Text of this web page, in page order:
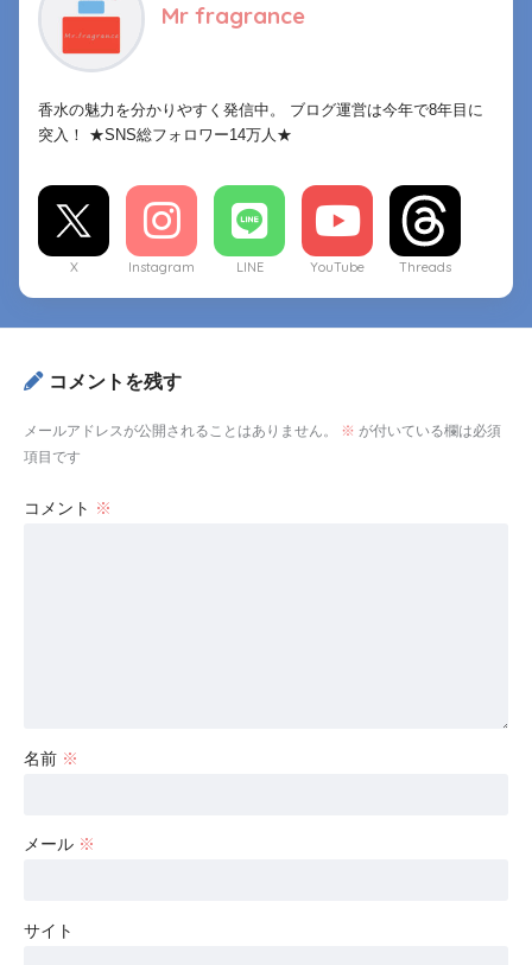
Mr fragrance
香水の魅力を分かりやすく発信中。 ブログ運営は今年で8年目に
突入！ ★SNS総フォロワー14万人★
X Instagram LINE YouTube Threads
コメントを残す
メールアドレスが公開されることはありません。 ※ が付いている欄は必須
項目です
コメント ※
名前 ※
メール ※
サイト